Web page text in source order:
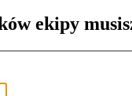
ekipy